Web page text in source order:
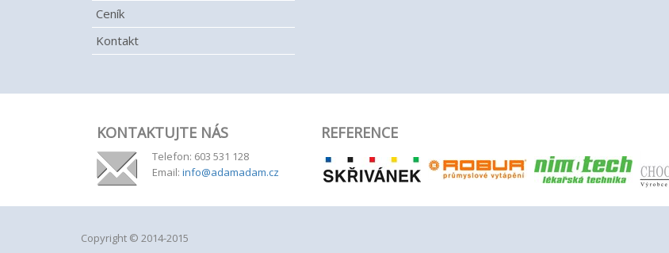
Ceník
Kontakt
KONTAKTUJTE NÁS
Telefon: 603 531 128
Email: info@adamadam.cz
REFERENCE
Copyright © 2014-2015